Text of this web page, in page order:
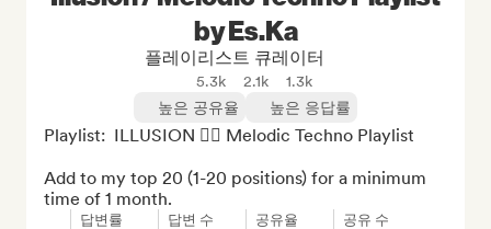
by Es.Ka
플레이리스트 큐레이터
5.3k 2.1k
1.3k
높은 공유율
높은 응답률
Playlist:  ILLUSION 😵‍💫 Melodic Techno Playlist
Add to my top 20 (1-20 positions) for a minimum
time of 1 month.
답변률 답변 수 공유율 공유 수